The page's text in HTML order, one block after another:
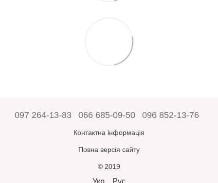
097 264-13-83 066 685-09-50 096 852-13-76
Контактна інформація
Повна версія сайту
© 2019
Укр Рус